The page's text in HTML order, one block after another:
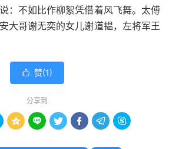
：不如比作柳絮凭借着风飞舞。太傅
大哥谢无奕的女儿谢道韫，左将军王
 赞(1)
分享到
     